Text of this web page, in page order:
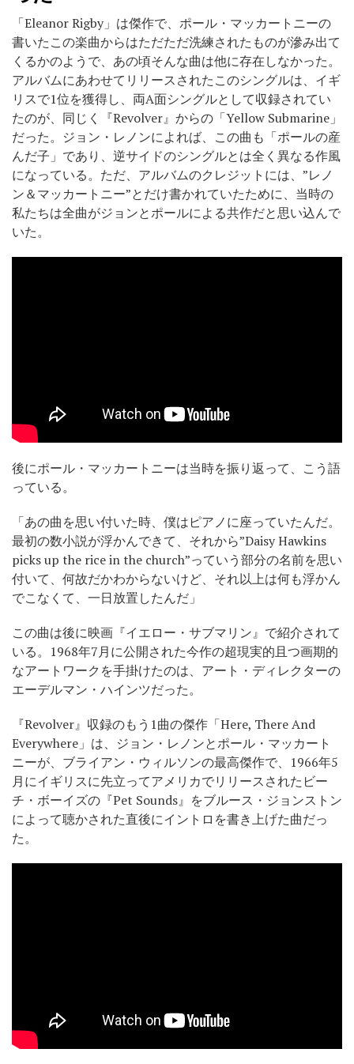
「Eleanor Rigby」は傑作で、ポール・マッカートニーの
書いたこの楽曲からはただただ洗練されたものが滲み出て
くるかのようで、あの頃そんな曲は他に存在しなかった。
アルバムにあわせてリリースされたこのシングルは、イギ
リスで1位を獲得し、両A面シングルとして収録されてい
たのが、同じく『Revolver』からの「Yellow Submarine」
だった。ジョン・レノンによれば、この曲も「ポールの産
んだ子」であり、逆サイドのシングルとは全く異なる作風
になっている。ただ、アルバムのクレジットには、”レノ
ン＆マッカートニー”とだけ書かれていたために、当時の
私たちは全曲がジョンとポールによる共作だと思い込んで
いた。
後にポール・マッカートニーは当時を振り返って、こう語
っている。
「あの曲を思い付いた時、僕はピアノに座っていたんだ。
最初の数小説が浮かんできて、それから”Daisy Hawkins
picks up the rice in the church”っていう部分の名前を思い
付いて、何故だかわからないけど、それ以上は何も浮かん
でこなくて、一日放置したんだ」
この曲は後に映画『イエロー・サブマリン』で紹介されて
いる。1968年7月に公開された今作の超現実的且つ画期的
なアートワークを手掛けたのは、アート・ディレクターの
エーデルマン・ハインツだった。
『Revolver』収録のもう1曲の傑作「Here, There And
Everywhere」は、ジョン・レノンとポール・マッカート
ニーが、ブライアン・ウィルソンの最高傑作で、1966年5
月にイギリスに先立ってアメリカでリリースされたビー
チ・ボーイズの『Pet Sounds』をブルース・ジョンストン
によって聴かされた直後にイントロを書き上げた曲だっ
た。